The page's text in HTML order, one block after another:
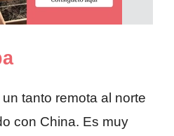
tanto remota al norte
con China. Es muy